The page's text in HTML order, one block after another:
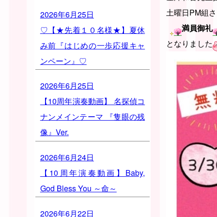
土曜日PM組
満員御礼
となりました
2026年6月25日
♡【★先着１０名様★】夏休
み前『はじめの一歩応援キャ
ンペーン』♡
2026年6月25日
【10周年演奏動画】 名探偵コ
ナンメインテーマ 『隻眼の残
像』Ver.
2026年6月24日
【10周年演奏動画】Baby,
God Bless You ～命～
2026年6月22日